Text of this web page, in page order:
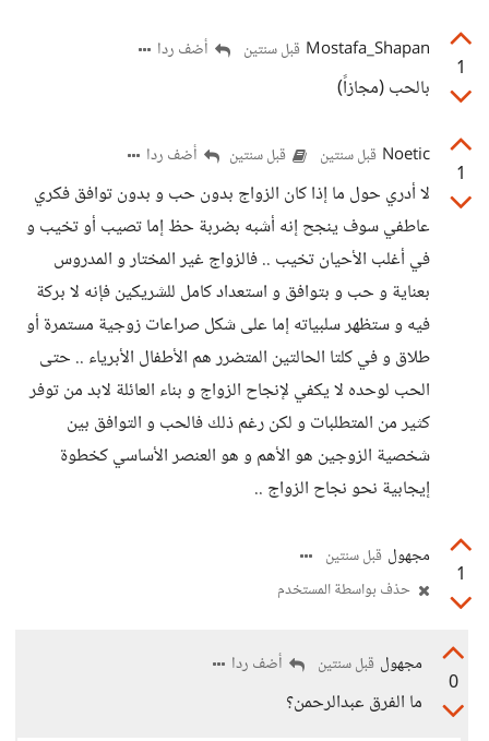
1
Mostafa_Shapan قبل سنتين أضف ردا
بالحب (مجازاً)
1
Noetic قبل سنتين قبل سنتين أضف ردا
لا أدري حول ما إذا كان الزواج بدون حب و بدون توافق فكري
عاطفي سوف ينجح إنه أشبه بضربة حظ إما تصيب أو تخيب و
في أغلب الأحيان تخيب .. فالزواج غير المختار و المدروس
بعناية و حب و بتوافق و استعداد كامل للشريكين فإنه لا بركة
فيه و ستظهر سلبياته إما على شكل صراعات زوجية مستمرة أو
طلاق و في كلتا الحالتين المتضرر هم الأطفال الأبرياء .. حتى
الحب لوحده لا يكفي لإنجاح الزواج و بناء العائلة لابد من توفر
كثير من المتطلبات و لكن رغم ذلك فالحب و التوافق بين
شخصية الزوجين هو الأهم و هو العنصر الأساسي كخطوة
إيجابية نحو نجاح الزواج ..
1
مجهول قبل سنتين
حذف بواسطة المستخدم
0
مجهول قبل سنتين أضف ردا
ما الفرق عبدالرحمن؟